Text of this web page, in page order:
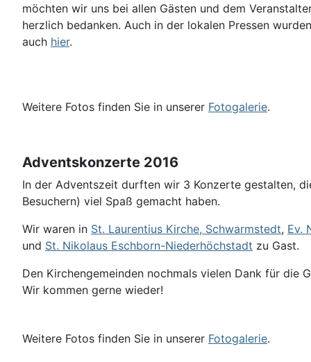
möchten wir uns bei allen Gästen und dem
herzlich bedanken. Auch in der lokalen Pressen
auch hier.
Weitere Fotos finden Sie in unserer Fotogalerie.
Adventskonzerte 2016
In der Adventszeit durften wir 3 Konzerte gestalten,
Besuchern) viel Spaß gemacht haben.
Wir waren in St. Laurentius Kirche, Schwarmstedt, Ev.
und St. Nikolaus Eschborn-Niederhöchstadt zu Gast.
Den Kirchengemeinden nochmals vielen Dank für die
Wir kommen gerne wieder!
Weitere Fotos finden Sie in unserer Fotogalerie.